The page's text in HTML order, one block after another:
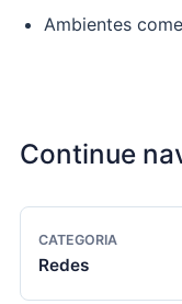
Ambientes
Continue
CATEGORIA
Redes